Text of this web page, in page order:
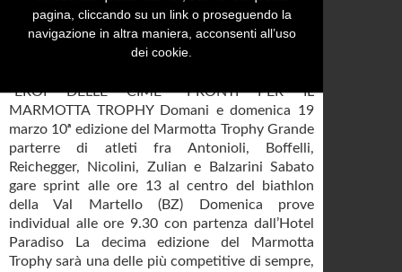
Weekend grandioso per gli
skialpers
“EROI DELLE CIME” PRONTI PER IL
MARMOTTA TROPHY Domani e domenica 19
marzo 10ᵃ edizione del Marmotta Trophy Grande
parterre di atleti fra Antonioli, Boffelli,
Reichegger, Nicolini, Zulian e Balzarini Sabato
gare sprint alle ore 13 al centro del biathlon
della Val Martello (BZ) Domenica prove
individual alle ore 9.30 con partenza dall’Hotel
Paradiso La decima edizione del Marmotta
Trophy sarà una delle più competitive di sempre,
pagina, cliccando su un link o proseguendo la
navigazione in altra maniera, acconsenti all’uso
dei cookie.